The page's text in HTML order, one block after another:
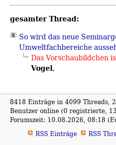
gesamter Thread:
So wird das neue
Umweltfachbereiche
Das Vorschaubildchen
Vogel,
8418 Einträge in 4099 Threads,
Benutzer online (0 registrierte,
Forumszeit: 10.08.2026, 08:18
RSS Einträge
RSS